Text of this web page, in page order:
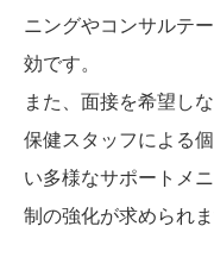
ニングやコンサルテ
効です。
また、面接を希望し
保健スタッフによる
い多様なサポートメ
制の強化が求められま